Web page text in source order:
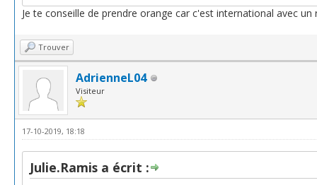
Je te conseille de prendre orange car c'est international avec
Trouver
AdrienneL04
Visiteur
17-10-2019, 18:18
Julie.Ramis a écrit :